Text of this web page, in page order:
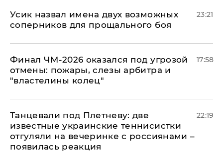
Усик назвал имена двух возможных
соперников для прощального боя
23:21
Финал ЧМ-2026 оказался под угрозой
отмены: пожары, слезы арбитра и
"властелины колец"
17:58
Танцевали под Плетневу: две
известные украинские теннисистки
отгуляли на вечеринке с россиянами –
появилась реакция
22:19